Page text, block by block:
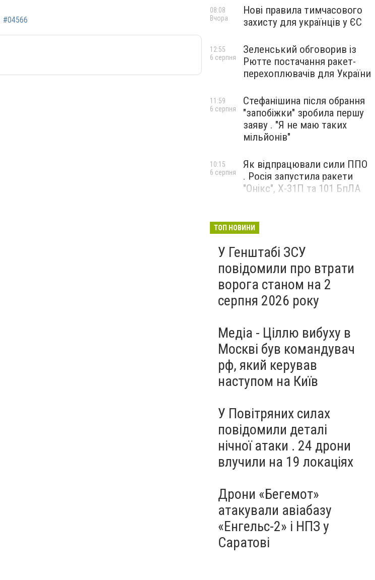
#04566
Нові правила тимчасового
захисту для українців у ЄС
08:08
Вчора
Зеленський обговорив із
Рютте постачання ракет-
перехоплювачів для України
12:55
6 серпня
Стефанішина після обрання
"запобіжки" зробила першу
заяву . "Я не маю таких
мільйонів"
11:59
6 серпня
Як відпрацювали сили ППО
. Росія запустила ракети
"Онікс", Х-31П та 101 БпЛА
10:15
6 серпня
ТОП НОВИНИ
У Генштабі ЗСУ
повідомили про втрати
ворога станом на 2
серпня 2026 року
Медіа - Ціллю вибуху в
Москві був командувач
рф, який керував
наступом на Київ
У Повітряних силах
повідомили деталі
нічної атаки . 24 дрони
влучили на 19 локаціях
Дрони «Бегемот»
атакували авіабазу
«Енгельс-2» і НПЗ у
Саратові